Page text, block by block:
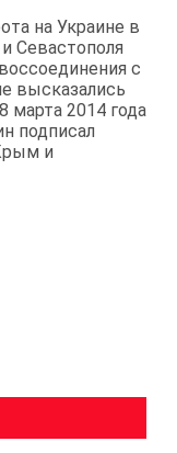
на Украине в
Севастополя
с
высказались
марта 2014 года
подписал
и